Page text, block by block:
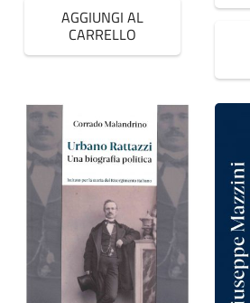
AGGIUNGI AL
CARRELLO